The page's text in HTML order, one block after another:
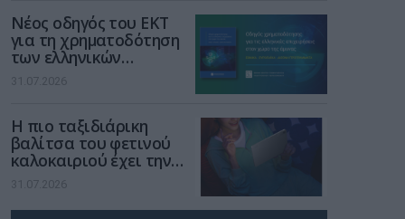
Νέος οδηγός του ΕΚΤ
για τη χρηματοδότηση
των ελληνικών
επιχειρήσεων στον
χώρο της άμυνας
31.07.2026
Η πιο ταξιδιάρικη
βαλίτσα του φετινού
καλοκαιριού έχει την
υπογραφή της Xiaomi
31.07.2026